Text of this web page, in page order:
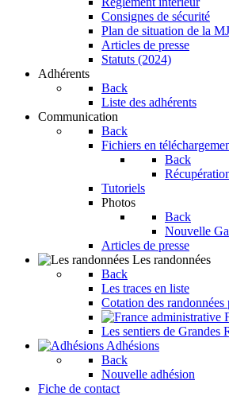
Consignes de sécurité
Plan de situation de la
Articles de presse
Statuts (2024)
Adhérents
Back
Liste des adhérents
Communication
Back
Fichiers en
Back
Tutoriels
Photos
Back
Nouvelle
Articles de presse
Les randonnées
Back
Les traces en liste
Cotation des randonnées
Les sentiers de Grandes
Adhésions
Back
Nouvelle adhésion
Fiche de contact